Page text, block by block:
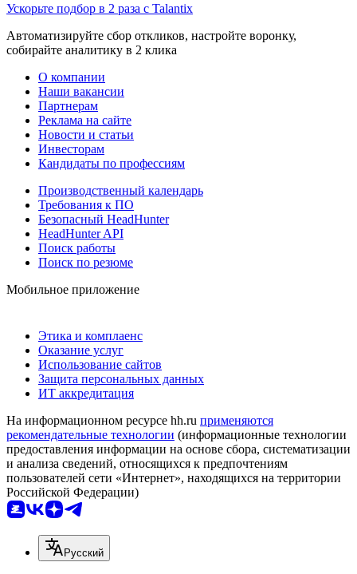
Ускорьте подбор в 2 раза с Talantix
Автоматизируйте сбор откликов, настройте воронку,
собирайте аналитику в 2 клика
О компании
Наши вакансии
Партнерам
Реклама на сайте
Новости и статьи
Инвесторам
Кандидаты по профессиям
Производственный календарь
Требования к ПО
Безопасный HeadHunter
HeadHunter API
Поиск работы
Поиск по резюме
Мобильное приложение
Этика и комплаенс
Оказание услуг
Использование сайтов
Защита персональных данных
ИТ аккредитация
На информационном ресурсе hh.ru применяются
рекомендательные технологии (информационные технологии
предоставления информации на основе сбора, систематизации
и анализа сведений, относящихся к предпочтениям
пользователей сети «Интернет», находящихся на территории
Российской Федерации)
Русский